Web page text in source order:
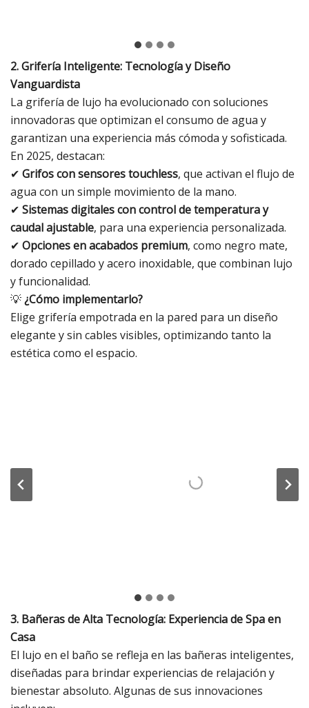
2. Grifería Inteligente: Tecnología y Diseño
Vanguardista
La grifería de lujo ha evolucionado con soluciones
innovadoras que optimizan el consumo de agua y
garantizan una experiencia más cómoda y sofisticada.
En 2025, destacan:
✔ Grifos con sensores touchless, que activan el flujo de
agua con un simple movimiento de la mano.
✔ Sistemas digitales con control de temperatura y
caudal ajustable, para una experiencia personalizada.
✔ Opciones en acabados premium, como negro mate,
dorado cepillado y acero inoxidable, que combinan lujo
y funcionalidad.
💡¿Cómo implementarlo?
Elige grifería empotrada en la pared para un diseño
elegante y sin cables visibles, optimizando tanto la
estética como el espacio.
3. Bañeras de Alta Tecnología: Experiencia de Spa en
Casa
El lujo en el baño se refleja en las bañeras inteligentes,
diseñadas para brindar experiencias de relajación y
bienestar absoluto. Algunas de sus innovaciones